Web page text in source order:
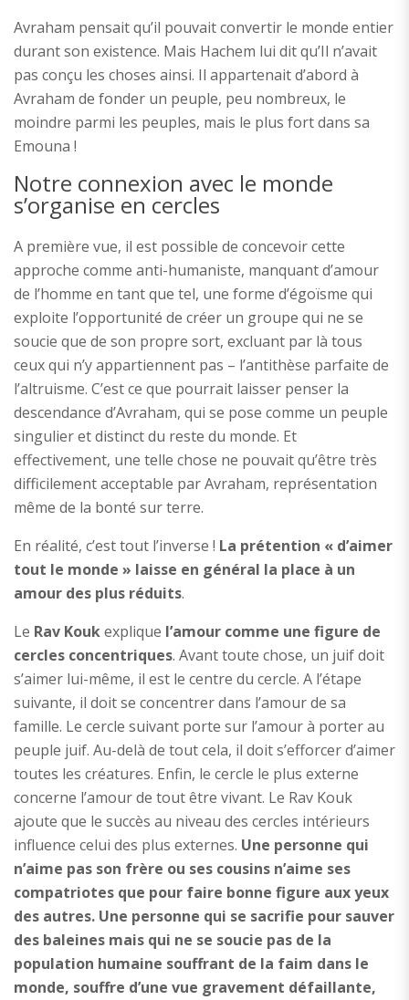
Avraham pensait qu’il pouvait convertir le monde entier
durant son existence. Mais Hachem lui dit qu’Il n’avait
pas conçu les choses ainsi. Il appartenait d’abord à
Avraham de fonder un peuple, peu nombreux, le
moindre parmi les peuples, mais le plus fort dans sa
Emouna !
Notre connexion avec le monde
s’organise en cercles
A première vue, il est possible de concevoir cette
approche comme anti-humaniste, manquant d’amour
de l’homme en tant que tel, une forme d’égoïsme qui
exploite l’opportunité de créer un groupe qui ne se
soucie que de son propre sort, excluant par là tous
ceux qui n’y appartiennent pas – l’antithèse parfaite de
l’altruisme. C’est ce que pourrait laisser penser la
descendance d’Avraham, qui se pose comme un peuple
singulier et distinct du reste du monde. Et
effectivement, une telle chose ne pouvait qu’être très
difficilement acceptable par Avraham, représentation
même de la bonté sur terre.
En réalité, c’est tout l’inverse ! La prétention « d’aimer
tout le monde » laisse en général la place à un
amour des plus réduits.
Le Rav Koukexplique l’amour comme une figure de
cercles concentriques. Avant toute chose, un juif doit
s’aimer lui-même, il est le centre du cercle. A l’étape
suivante, il doit se concentrer dans l’amour de sa
famille. Le cercle suivant porte sur l’amour à porter au
peuple juif. Au-delà de tout cela, il doit s’efforcer d’aimer
toutes les créatures. Enfin, le cercle le plus externe
concerne l’amour de tout être vivant. Le Rav Kouk
ajoute que le succès au niveau des cercles intérieurs
influence celui des plus externes. Une personne qui
n’aime pas son frère ou ses cousins n’aime ses
compatriotes que pour faire bonne figure aux yeux
des autres. Une personne qui se sacrifie pour sauver
des baleines mais qui ne se soucie pas de la
population humaine souffrant de la faim dans le
monde, souffre d’une vue gravement défaillante,